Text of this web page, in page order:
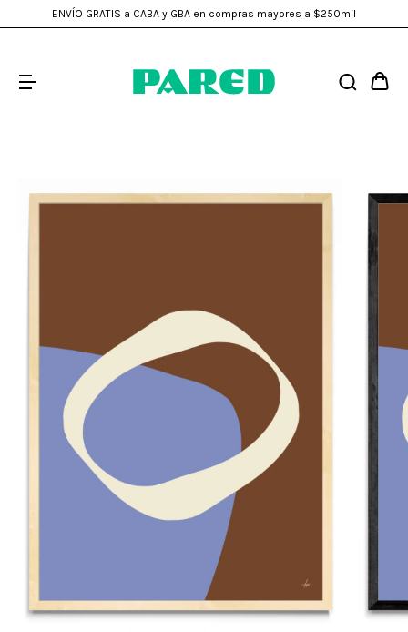
ENVÍO GRATIS a CABA y GBA en compras mayores a $250mil